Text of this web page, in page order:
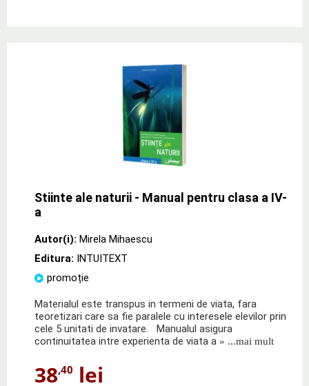
Stiinte ale naturii - Manual pentru clasa a IV-
a
Autor(i): Mirela Mihaescu
Editura: INTUITEXT
promoție
Materialul este transpus in termeni de viata, fara
teoretizari care sa fie paralele cu interesele elevilor prin
cele 5 unitati de invatare. Manualul asigura
continuitatea intre experienta de viata a » ...mai mult
38,40 lei